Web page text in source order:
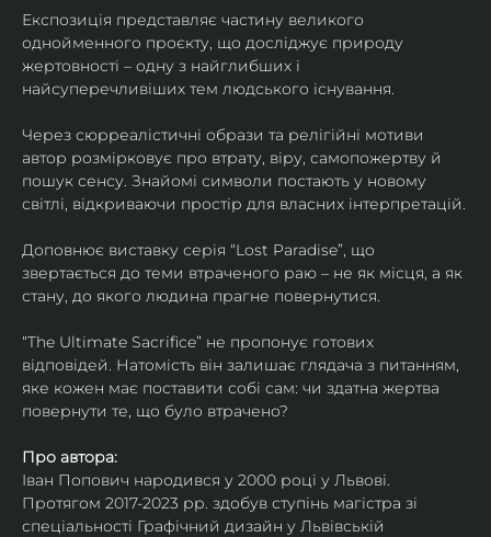
Експозиція представляє частину великого
однойменного проєкту, що досліджує природу
жертовності – одну з найглибших і
найсуперечливіших тем людського існування.
Через сюрреалістичні образи та релігійні мотиви
автор розмірковує про втрату, віру, самопожертву й
пошук сенсу. Знайомі символи постають у новому
світлі, відкриваючи простір для власних інтерпретацій.
Доповнює виставку серія “Lost Paradise”, що
звертається до теми втраченого раю – не як місця, а як
стану, до якого людина прагне повернутися.
“The Ultimate Sacrifice” не пропонує готових
відповідей. Натомість він залишає глядача з питанням,
яке кожен має поставити собі сам: чи здатна жертва
повернути те, що було втрачено?
Про автора:
Іван Попович народився у 2000 році у Львові.
Протягом 2017-2023 рр. здобув ступінь магістра зі
спеціальності Графічний дизайн у Львівській